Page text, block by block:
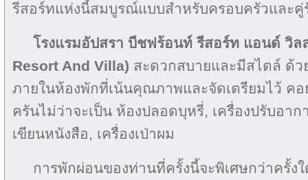
รีสอร์ทแห่งนี้สมบูรณ์แบบสำหรับครอบครัวและคู่
โรงแรมอัปสรา บีชฟร้อนท์ รีสอร์ท แอนด์ วิ
Resort And Villa) สะดวกสบายและมีสไตล์ ด้
ภายในห้องพักที่เน้นคุณภาพและจัดเตรียมไว้ ค
ครันไม่ว่าจะเป็น ห้องปลอดบุหรี่, เครื่องปรับอา
เขียนหนังสือ, เครื่องเป่าผม
การพักผ่อนของท่านที่ครั้งนี้จะพิเศษกว่าครั้ง